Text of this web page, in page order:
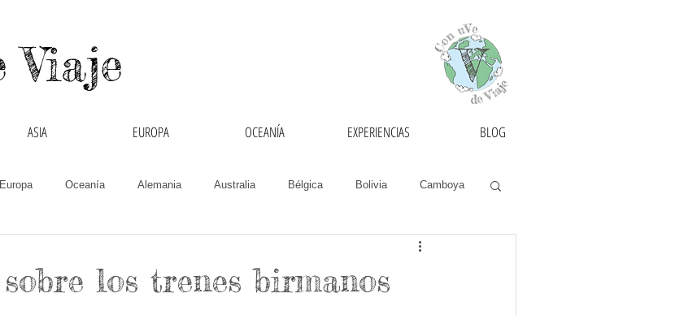
Viaje
ASIA EUROPA OCEANÍA EXPERIENCIAS BLOG
Europa Oceanía Alemania Australia Bélgica Bolivia Camboya
los trenes birmanos